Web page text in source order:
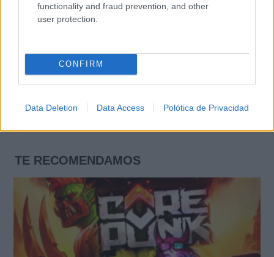
functionality and fraud prevention, and other
user protection.
CONFIRM
Data Deletion Data Access Polótica de Privacidad
TE RECOMENDAMOS